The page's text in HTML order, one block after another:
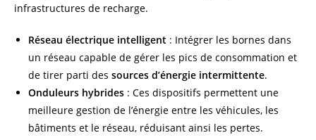
infrastructures de recharge.
Réseau électrique intelligent : Intégrer les bornes dans
un réseau capable de gérer les pics de consommation et
de tirer parti des sources d’énergie intermittente.
Onduleurs hybrides : Ces dispositifs permettent une
meilleure gestion de l’énergie entre les véhicules, les
bâtiments et le réseau, réduisant ainsi les pertes.